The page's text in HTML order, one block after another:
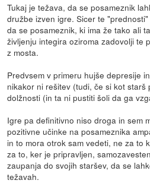
Tukaj je težava, da se posameznik
družbe izven igre. Sicer te
da se posameznik, ki ima že tako ali
življenju integira oziroma zadovolji te
z mosta.
Predvsem v primeru hujše depresije
nikakor ni rešitev (tudi, če si kot starš
dolžnosti (in ta ni pustiti šoli da ga
Igre pa definitivno niso droga in sem
pozitivne učinke na posameznika
in to mora otrok sam vedeti, ne za to
za to, ker je pripravljen,
zaupanja do svojih staršev, da se
težavah.